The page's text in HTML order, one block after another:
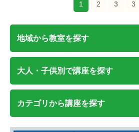
1 2 3 3
地域から教室を探す
大人・子供別で講座を探す
カテゴリから講座を探す